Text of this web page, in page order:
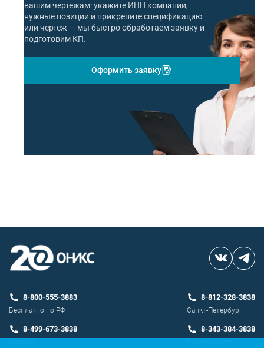
вашим чертежам: укажите ИНН компании,
нужные позиции и прикрепите спецификацию
или чертеж — мы быстро обработаем заявку и
подготовим КП.
Оформить заявку
8-800-555-3883
Бесплатно по РФ
8-812-328-3838
Санкт-Петербург
8-499-673-3838 8-343-384-3838